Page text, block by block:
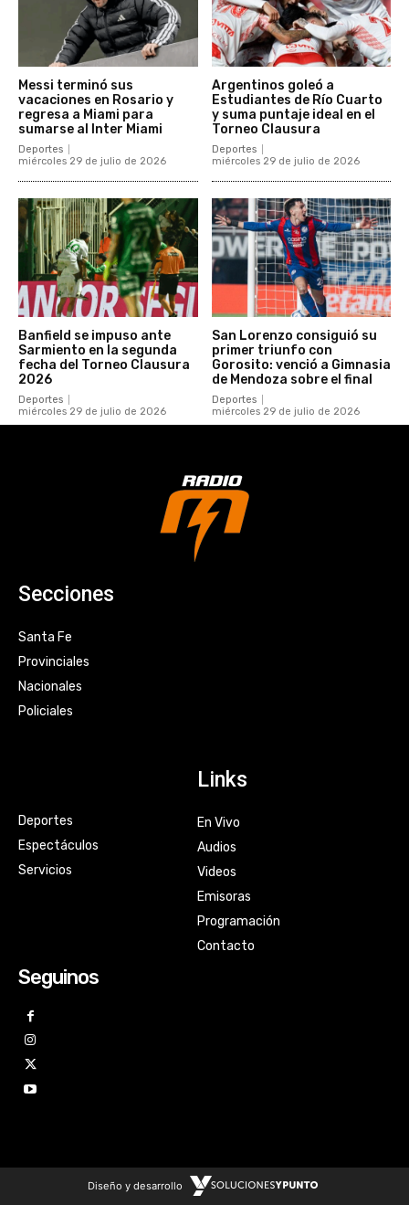
Messi terminó sus
vacaciones en Rosario y
regresa a Miami para
sumarse al Inter Miami
Deportes
miércoles 29 de julio de 2026
Argentinos goleó a
Estudiantes de Río Cuarto
y suma puntaje ideal en el
Torneo Clausura
Deportes
miércoles 29 de julio de 2026
Banfield se impuso ante
Sarmiento en la segunda
fecha del Torneo Clausura
2026
Deportes
miércoles 29 de julio de 2026
San Lorenzo consiguió su
primer triunfo con
Gorosito: venció a Gimnasia
de Mendoza sobre el final
Deportes
miércoles 29 de julio de 2026
Secciones
Santa Fe
Provinciales
Nacionales
Policiales
Deportes
Espectáculos
Servicios
Links
En Vivo
Audios
Videos
Emisoras
Programación
Contacto
Seguinos
Diseño y desarrollo